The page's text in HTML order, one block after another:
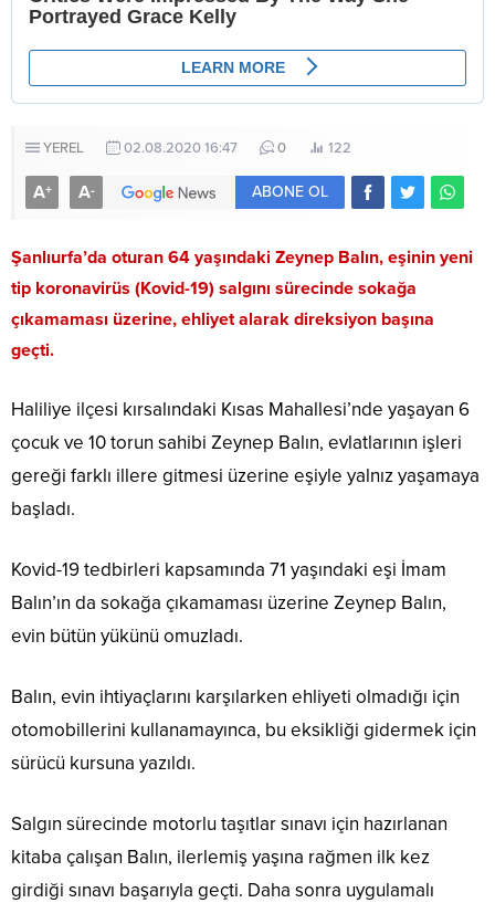
YEREL 02.08.2020 16:47 0 122
A+ A- ABONE OL
Şanlıurfa’da oturan 64 yaşındaki Zeynep Balın, eşinin yeni
tip koronavirüs (Kovid-19) salgını sürecinde sokağa
çıkamaması üzerine, ehliyet alarak direksiyon başına
geçti.
Haliliye ilçesi kırsalındaki Kısas Mahallesi’nde yaşayan 6
çocuk ve 10 torun sahibi Zeynep Balın, evlatlarının işleri
gereği farklı illere gitmesi üzerine eşiyle yalnız yaşamaya
başladı.
Kovid-19 tedbirleri kapsamında 71 yaşındaki eşi İmam
Balın’ın da sokağa çıkamaması üzerine Zeynep Balın,
evin bütün yükünü omuzladı.
Balın, evin ihtiyaçlarını karşılarken ehliyeti olmadığı için
otomobillerini kullanamayınca, bu eksikliği gidermek için
sürücü kursuna yazıldı.
Salgın sürecinde motorlu taşıtlar sınavı için hazırlanan
kitaba çalışan Balın, ilerlemiş yaşına rağmen ilk kez
girdiği sınavı başarıyla geçti. Daha sonra uygulamalı